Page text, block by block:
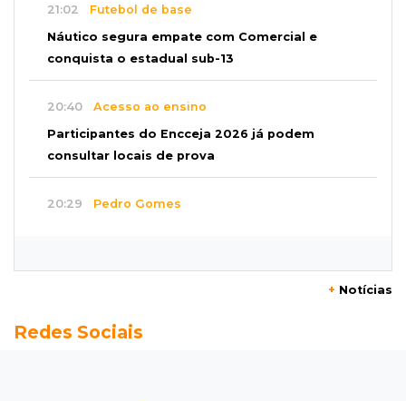
21:02 Futebol de base
Náutico segura empate com Comercial e
conquista o estadual sub-13
20:40 Acesso ao ensino
Participantes do Encceja 2026 já podem
consultar locais de prova
20:29 Pedro Gomes
Pantanal treina em Goiânia antes de jogo que
+ Notícias
Redes Sociais